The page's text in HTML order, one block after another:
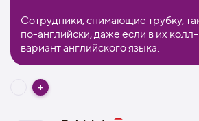
Сотрудники, снимающие трубку,
по-английски, даже если в их
вариант английского языка.